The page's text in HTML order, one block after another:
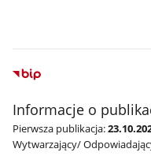
Informacje o
Pierwsza publikacja:
Wytwarzający/